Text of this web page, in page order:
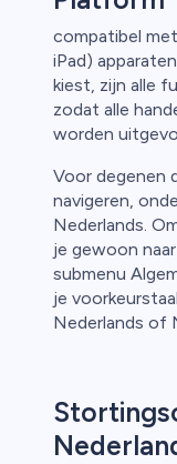
compatibel
iPad)
kiest, zijn alle
zodat alle
worden
Voor degenen
navigeren,
Nederlands.
je gewoon
submenu
je
Nederlands of